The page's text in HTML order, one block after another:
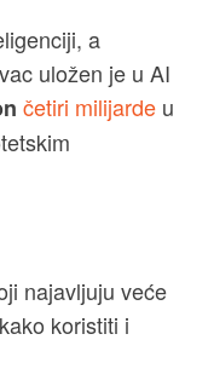
a
uložen je u AI
četiri milijardeu
najavljuju veće
koristiti i